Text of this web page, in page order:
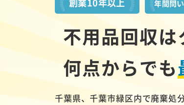
年間問
不用品回収は
何点からでも
千葉県、千葉市緑区内で廃棄処